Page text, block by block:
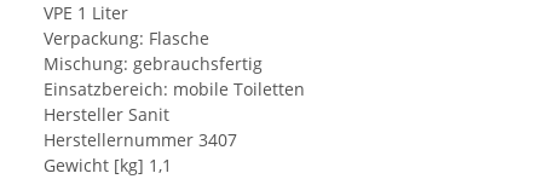
VPE 1 Liter
Verpackung: Flasche
Mischung: gebrauchsfertig
Einsatzbereich: mobile Toiletten
Hersteller Sanit
Herstellernummer 3407
Gewicht [kg] 1,1